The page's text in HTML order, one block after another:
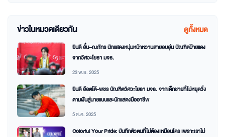
ข่าวในหมวดเดียวกัน ดูทั้งหมด
ยินดี อั๋น–ณภัทร นักแสดงหนุ่มหน้าหวานสายอบอุ่น บัณฑิตป้ายแดง
จากวิศวะโยธา มจธ.
23 พ.ย. 2025
ยินดี อ๊อตโต้-พชร บัณฑิตวิศวะโยธา มจธ. จากเด็กชายที่ไม่หยุดวิ่ง
ตามฝันสู่นายแบบและนักแสดงมืออาชีพ
5 ส.ค. 2025
Colorful Your Pride: บันทึกตัวตนที่ไม่ต้องเหมือนใคร เพราะเราไม่